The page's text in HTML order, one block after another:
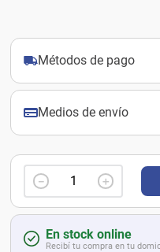
Métodos de pago
Medios de envío
＋
－
En stock online
Recibí tu compra en tu